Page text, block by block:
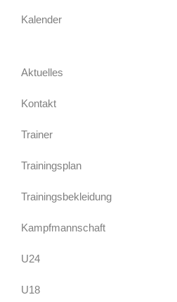
Kalender
Aktuelles
Kontakt
Trainer
Trainingsplan
Trainingsbekleidung
Kampfmannschaft
U24
U18